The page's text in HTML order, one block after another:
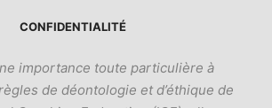
CONFIDENTIALITÉ
importance toute particulière à
de déontologie et d’éthique de